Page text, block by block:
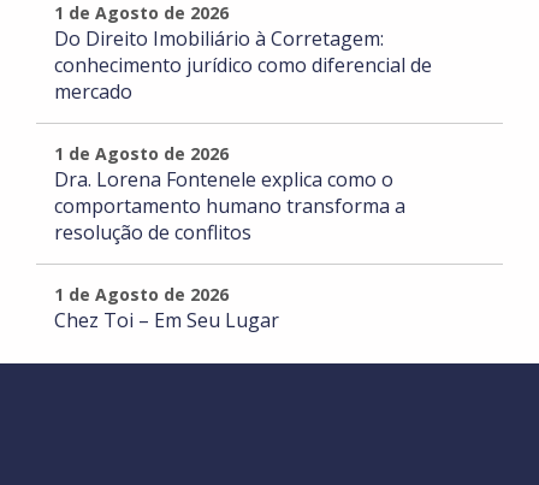
1 de Agosto de 2026
Do Direito Imobiliário à Corretagem:
conhecimento jurídico como diferencial de
mercado
1 de Agosto de 2026
Dra. Lorena Fontenele explica como o
comportamento humano transforma a
resolução de conflitos
1 de Agosto de 2026
Chez Toi – Em Seu Lugar